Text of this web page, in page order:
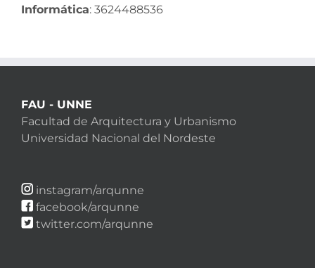
Informática: 3624488536
FAU - UNNE
Facultad de Arquitectura y Urbanismo
Universidad Nacional del Nordeste
instagram/arqunne
facebook/arqunne
twitter.com/arqunne